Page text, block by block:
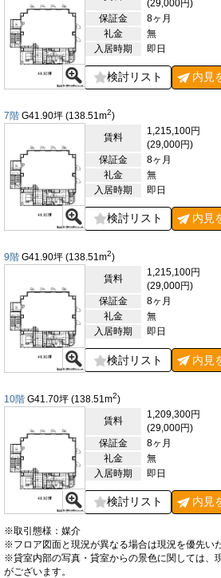
飲食環境も充実しており、浜松町駅前に
フェが集まっています。ランチタイムに
ファストフードまで幅広い選択肢があり
も対応できる飲食店が豊富です。芝大神
いった歴史あるスポットも徒歩圏にあり
文化を感じられる環境も魅力といえるで
ィング南館」をはじめとする新しいオフ
誕生しています。これにより街全体の利
後ますます注目を集めるエリア
【評価】
駅からの距離
設備
耐震性
エントランス
(29,000円)
保証金
8ヶ月
礼金
無
入居時期
即日
検討リスト 内見
7階 G41.90坪 (138.51m2)
賃料
1,215,100円
(29,000円)
保証金
8ヶ月
礼金
無
入居時期
即日
検討リスト 内見
9階 G41.90坪 (138.51m2)
賃料
1,215,100円
(29,000円)
保証金
8ヶ月
礼金
無
入居時期
即日
検討リスト 内見
10階 G41.70坪 (138.51 m2)
賃料
1,209,300円
(29,000円)
保証金
8ヶ月
礼金
無
入居時期
即日
検討リスト 内見
※取引態様：媒介
※フロア図面と現況が異なる場合は現況を優先い
※貸室内部の写真・貸室からの景色に関しては、
がございます。